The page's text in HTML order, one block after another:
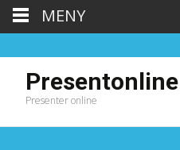
Presenter online
MENY